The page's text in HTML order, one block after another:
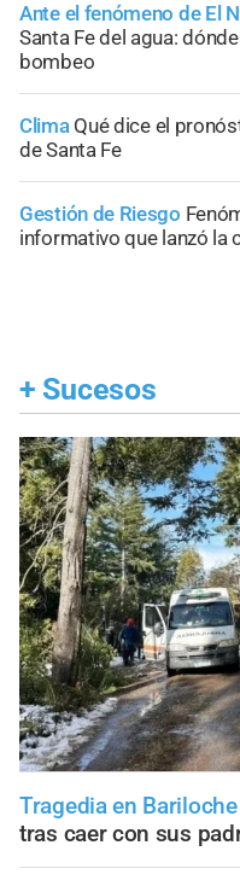
Ante el fenómeno de El
Santa Fe del agua:
bombeo
Clima Qué dice el
de Santa Fe
Gestión de Riesgo
informativo que lanzó la
+ Sucesos
Tragedia en Bariloche
tras caer con sus